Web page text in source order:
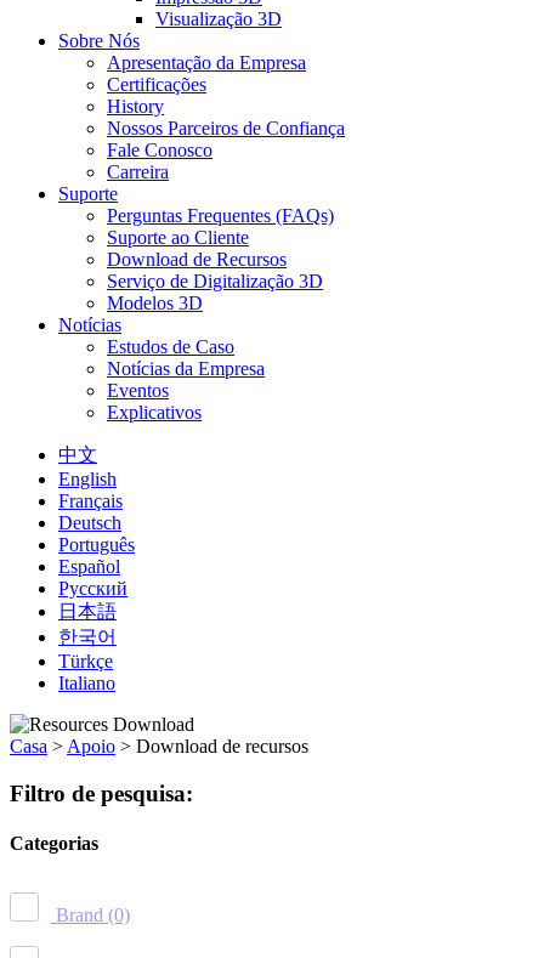
Visualização 3D
Sobre Nós
Apresentação da Empresa
Certificações
History
Nossos Parceiros de Confiança
Fale Conosco
Carreira
Suporte
Perguntas Frequentes (FAQs)
Suporte ao Cliente
Download de Recursos
Serviço de Digitalização 3D
Modelos 3D
Notícias
Estudos de Caso
Notícias da Empresa
Eventos
Explicativos
中文
English
Français
Deutsch
Português
Español
Русский
日本語
한국어
Türkçe
Italiano
Casa > Apoio > Download de recursos
Filtro de pesquisa:
Categorias
Brand (0)